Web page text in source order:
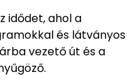
idődet, ahol a
és látványos
vezető út és a